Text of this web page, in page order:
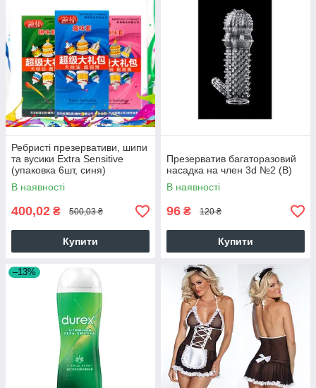
Ребристі презервативи, шипи
та вусики Extra Sensitive
(упаковка 6шт, синя)
В наявності
400,02 ₴ 500,03 ₴
Купити
Презерватив багаторазовий
насадка на член 3d №2 (B)
В наявності
96 ₴ 120 ₴
Купити
–13%